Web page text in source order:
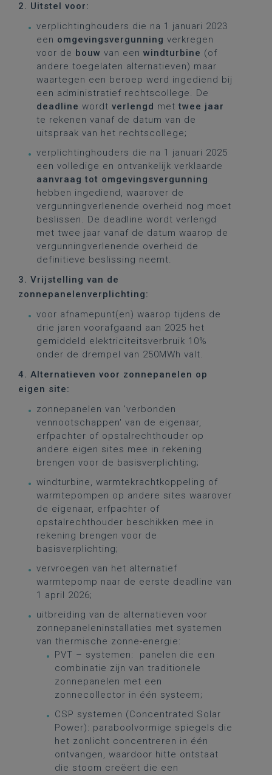
2. Uitstel voor:
verplichtinghouders die na 1 januari 2023
een omgevingsvergunning verkregen
voor de bouw van een windturbine (of
andere toegelaten alternatieven) maar
waartegen een beroep werd ingediend bij
een administratief rechtscollege. De
deadline wordt verlengd mettwee jaar
te rekenen vanaf de datum van de
uitspraak van het rechtscollege;
verplichtinghouders die na 1 januari 2025
een volledige en ontvankelijk verklaarde
aanvraag tot omgevingsvergunning
hebben ingediend, waarover de
vergunningverlenende overheid nog moet
beslissen. De deadline wordt verlengd
met twee jaar vanaf de datum waarop de
vergunningverlenende overheid de
definitieve beslissing neemt.
3. Vrijstelling van de
zonnepanelenverplichting:
voor afnamepunt(en) waarop tijdens de
drie jaren voorafgaand aan 2025 het
gemiddeld elektriciteitsverbruik 10%
onder de drempel van 250MWh valt.
4. Alternatieven voor zonnepanelen op
eigen site:
zonnepanelen van 'verbonden
vennootschappen' van de eigenaar,
erfpachter of opstalrechthouder op
andere eigen sites mee in rekening
brengen voor de basisverplichting;
windturbine, warmtekrachtkoppeling of
warmtepompen op andere sites waarover
de eigenaar, erfpachter of
opstalrechthouder beschikken mee in
rekening brengen voor de
basisverplichting;
vervroegen van het alternatief
warmtepomp naar de eerste deadline van
1 april 2026;
uitbreiding van de alternatieven voor
zonnepaneleninstallaties met systemen
van thermische zonne-energie:
PVT – systemen: panelen die een
combinatie zijn van traditionele
zonnepanelen met een
zonnecollector in één systeem;
CSP systemen (Concentrated Solar
Power): paraboolvormige spiegels die
het zonlicht concentreren in één
ontvangen, waardoor hitte ontstaat
die stoom creëert die een